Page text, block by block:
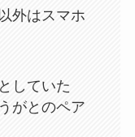
外はスマホ
していた
がとのペア